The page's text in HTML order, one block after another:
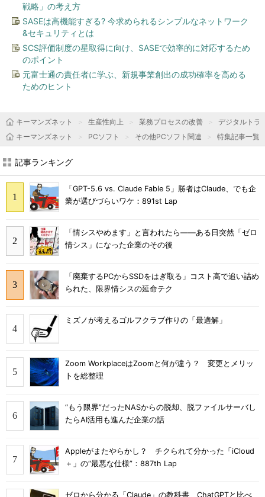
戦略」の考え方
SASEは高機能すぎる? 今求められるシンプルなネットワーク
&セキュリティとは
SCS評価制度の星取得に向け、SASEで効率的に対応するため
のポイント
元富士通の責任者に学ぶ、新規事業創出の成功確率を高める
ためのヒント
キーマンズネット 生産性向上 業務プロセスの改善
デジタルトラ
キーマンズネット
PCソフト その他PCソフト関連 特集記事一覧
記事ランキング
「GPT-5.6 vs. Claude Fable 5」勝者はClaude、でも企
業が選びづらいワケ：891st Lap
「情シスやめます」と言われたら――ある日突然「ゼロ
情シス」になった企業のその後
「廃棄するPCからSSDをはぎ取る」コスト高で追い詰め
られた、限界情シスの延命テク
ミズノが考えるゴルフクラブ作りの「最適解」
Zoom WorkplaceはZoomと何が違う？ 変更とメリッ
トを総整理
“もう限界”だったNASからの脱却、脱ファイルサーバし
たらAI活用も進んだ企業の話
Appleがまたやらかし？ チクられて分かった「iCloud
＋」の“最悪な仕様”：887th Lap
ゼロから分かる「Claude」の教科書 ChatGPTと比べ